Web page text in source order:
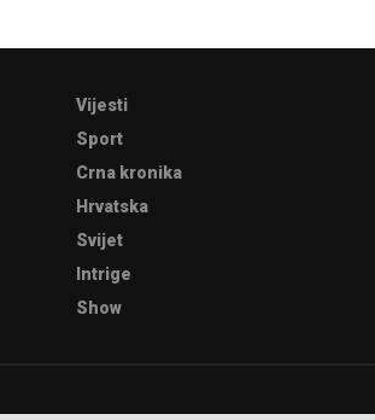
Vijesti
Sport
Crna kronika
Hrvatska
Svijet
Intrige
Show